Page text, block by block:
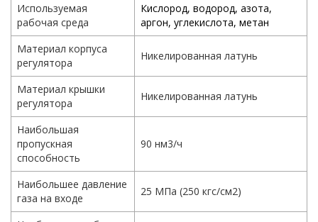
Используемая
рабочая среда
Кислород, водород, азота,
аргон, углекислота, метан
Материал корпуса
регулятора
Никелированная латунь
Материал крышки
регулятора
Никелированная латунь
Наибольшая
пропускная
способность
90 нм3/ч
Наибольшее давление
газа на входе
25 МПа (250 кгс/см2)